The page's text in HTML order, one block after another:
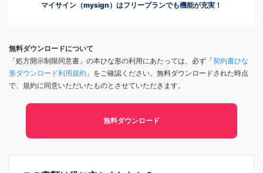
マイサイン（mysign）はフリープランでも機能が充実！
無料ダウンロードについて
「処方開示制限同意書」の本ひな形の利用にあたっては、必ず「契約書ひな
形ダウンロード利用規約 」をご確認ください。無料ダウンロードされた時点
で、規約に同意いただいたものとさせていただきます。
無料ダウンロード